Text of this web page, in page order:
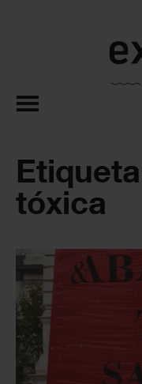
tóxica